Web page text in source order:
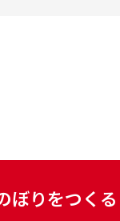
ぼりをつくる